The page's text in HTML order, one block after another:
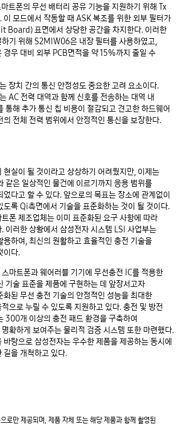
트폰의 무선 배터리 공유 기능을 지원하기 위해 Tx
이 모드에서 작동할 때 ASK 복조를 위한 외부 필터가
표면에서 상당한 공간을 차지한다. 이러한
기 위해 S2MIW06은 내장 필터를 사용하였고,
경우 대비 외부 PCB면적을 약 15%까지 줄일 수
장치 간의 통신 안정성도 중요한 고려 요소이다.
AC 전력 대역과 함께 신호를 전송하는 대역 내
통해 추가 통신 칩 비용이 절감되고 견고한 하드웨어
의 전체 전력 범위에서 안정적인 통신을 보장한다.
현실이 될 것이라고 상상하기 어려웠지만, 이제는
같은 일상적인 물건에 이르기까지 응용 범위를
다고 할 수 있다. 앞으로의 목표는 장소에 관계없이
도록 Qi측면에서 기술을 표준화하는 것이 될 것이다.
폰 제조업체는 이미 표준화된 요구 사항에 따라
이러한 상황에서 삼성전자 시스템 LSI 사업부는
용하여, 최신의 원활하고 효율적인 충전 기술을
이다.
마트폰과 웨어러블 기기에 무선충전 IC를 적용한
기술 표준을 제품에 구현하는 데 앞장서고자
화된 무선 충전 기술의 안정적인 성능을 최대한
으로 누릴 수 있도록 지원하고 있다. 충전 및 방전
300개 이상의 충전 패드 환경을 구축하여
확하게 보여주는 물리적 검증 시스템 또한 마련했다.
바탕으로 삼성전자는 우수한 제품을 제공하는 동시에
길을 개척하고 있다.
로만 제공되며, 제품 자체 또는 해당 제품과 함께 촬영된